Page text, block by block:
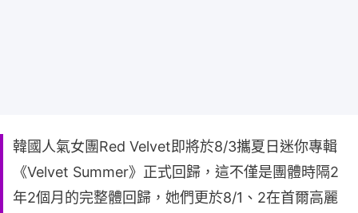
韓國人氣女團Red Velvet即將於8/3攜夏日迷你專輯
《Velvet Summer》正式回歸，這不僅是團體時隔2
年2個月的完整體回歸，她們更於8/1、2在首爾高麗